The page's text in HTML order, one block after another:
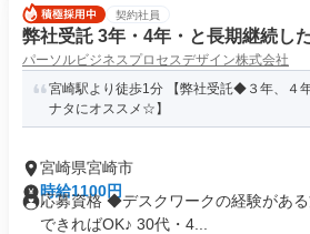
契約社員
弊社受託 3年・4年・と長期継続し
パーソルビジネスプロセスデザイン株式会社
宮崎駅より徒歩1分 【弊社受託◆３年、４
ナタにオススメ☆】
宮崎県宮崎市
時給1100円
応募資格 ◆デスクワークの経験があ
できればOK♪ 30代・4...